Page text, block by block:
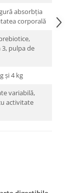
absorbția
corporală
3, pulpa de
și 4 kg
variabilă,
activitate